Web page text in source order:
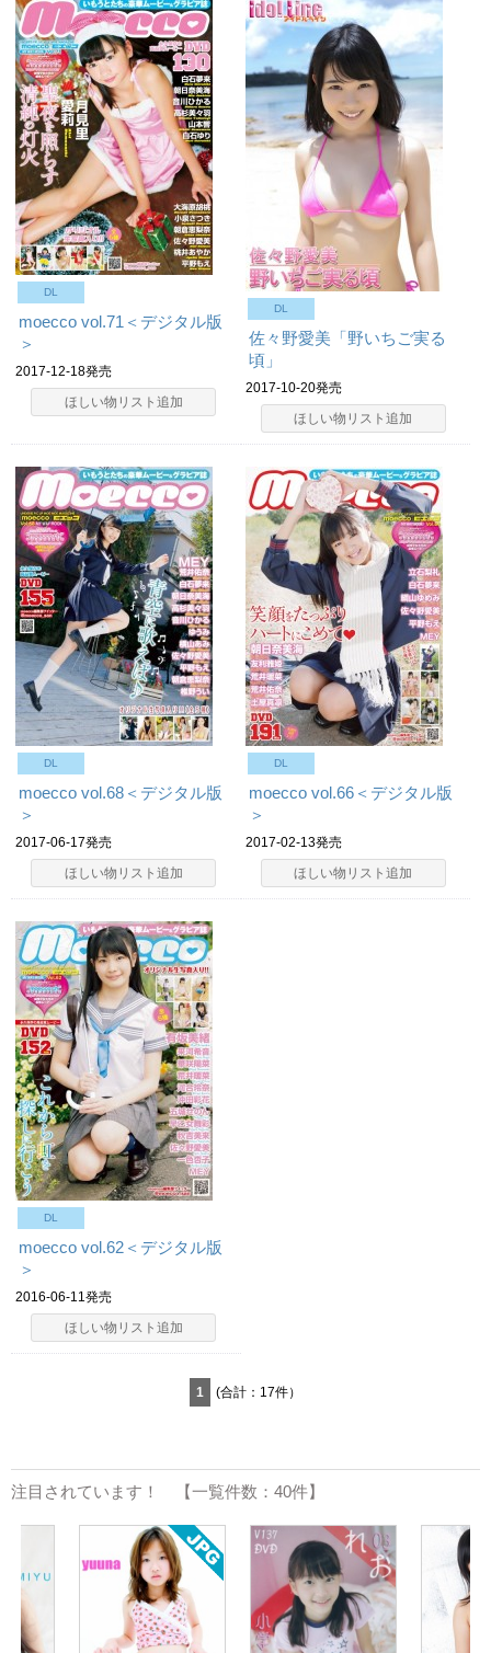
DL
moecco vol.71＜デジタル版
＞
2017-12-18発売
ほしい物リスト追加
DL
佐々野愛美「野いちご実る
頃」
2017-10-20発売
ほしい物リスト追加
DL
moecco vol.68＜デジタル版
＞
2017-06-17発売
ほしい物リスト追加
DL
moecco vol.66＜デジタル版
＞
2017-02-13発売
ほしい物リスト追加
DL
moecco vol.62＜デジタル版
＞
2016-06-11発売
ほしい物リスト追加
1 (合計：17件）
注目されています！ 【一覧件数：40件】